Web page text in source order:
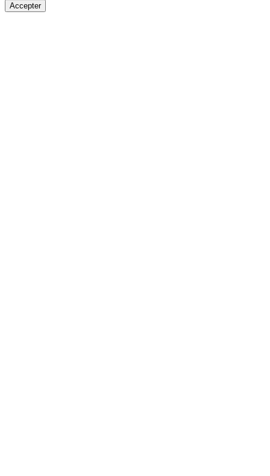
Accepter